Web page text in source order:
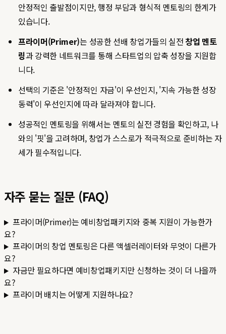
안정적인 출발점이지만, 행정 부담과 형식적 멘토링의 한계가
있습니다.
프라이머(Primer)는 성공한 선배 창업가들의 실전창업 멘토
링과 강력한 네트워크를 통해 스타트업의 압축 성장을 지원합
니다.
선택의 기준은 '안정적인 자금'이 우선인지, '지속 가능한 성장
동력'이 우선인지에 따라 달라져야 합니다.
성공적인 멘토링을 위해서는 멘토의 실전 경험을 확인하고, 나
와의 '핏'을 고려하며, 창업가 스스로가 적극적으로 준비하는 자
세가 필수적입니다.
자주 묻는 질문 (FAQ)
프라이머(Primer)는 예비창업패키지와 중복 지원이 가능한가
요?
프라이머의 창업 멘토링은 다른 액셀러레이터와 무엇이 다른가
요?
자금만 필요하다면 예비창업패키지만 신청하는 것이 더 나을까
요?
프라이머 배치는 어떻게 지원하나요?